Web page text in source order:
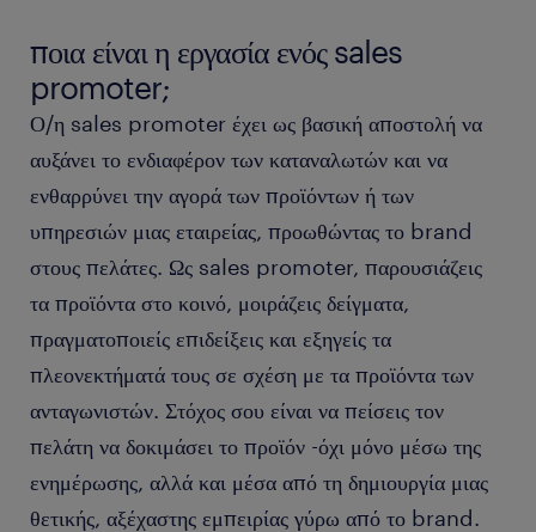
κατηγορίες sales promoters.
εργαζόμενος ως sales promoter.
τα προσόντα και η εκπαίδευση ενός sales promoter.
FAQs.
ποια είναι η εργασία ενός sales
promoter;
Ο/η sales promoter έχει ως βασική αποστολή να
αυξάνει το ενδιαφέρον των καταναλωτών και να
ενθαρρύνει την αγορά των προϊόντων ή των
υπηρεσιών μιας εταιρείας, προωθώντας το brand
στους πελάτες. Ως sales promoter, παρουσιάζεις
τα προϊόντα στο κοινό, μοιράζεις δείγματα,
πραγματοποιείς επιδείξεις και εξηγείς τα
πλεονεκτήματά τους σε σχέση με τα προϊόντα των
ανταγωνιστών. Στόχος σου είναι να πείσεις τον
πελάτη να δοκιμάσει το προϊόν -όχι μόνο μέσω της
ενημέρωσης, αλλά και μέσα από τη δημιουργία μιας
θετικής, αξέχαστης εμπειρίας γύρω από το brand.